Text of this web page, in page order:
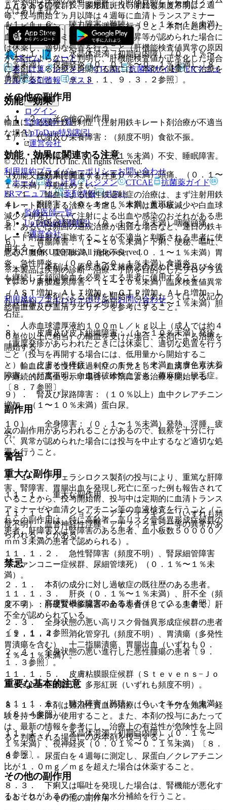
ｈｎｓｏｎ症候群）、多形紅斑（いずれも頻度不明）。
１１．１．６． 聴力障害（難聴）（０．１％〜１％未満）
〔８．４参照〕。
１１．１．７． 水晶体混濁（初期白内障）（０．１％〜
１％未満）、視神経炎（０．０１％〜０．１％未満）〔８．
４参照〕。
その他の副作用
１１．２． その他の副作用
１）． 代謝及び栄養障害：（頻度不明）食欲不振。
２）． 精神障害：（０．１〜１％未満）不安、睡眠障害。
３）． 神経系障害：（１〜１０％未満）頭痛、（０．１〜
１％未満）浮動性めまい。
４）． 眼障害：（０．１〜１％未満）黄斑症。
５）． 呼吸器系障害：（０．１〜１％未満）咽喉頭痛。
６）． 胃腸障害：（１〜１０％未満）下痢、便秘、嘔吐、
悪心、腹痛、腹部膨満、消化不良、（０．１〜１％未満）胃
炎、急性膵炎、（０．０１〜０．１％未満）食道炎。
７）． 肝胆道系障害：（１〜１０％未満）臨床検査値異常
（ＡＳＴ増加、ＡＬＴ増加、γ−ＧＴＰ増加、ＡＬＰ増加、Ｌ
ＤＨ増加、血中ビリルビン増加）、（０．１〜１％未満）胆
石症。
８）． 皮膚及び皮下組織障害：（１〜１０％未満）発疹
［重度発疹があらわれたときには休薬し、適切な処置を行う
こと（投与を再開する場合には、低用量から開始するこ
と）］、皮膚そう痒症、（０．１〜１％未満）皮膚色素沈着
障害、（頻度不明）白血球破砕性血管炎、蕁麻疹、脱毛症。
９）． 腎及び尿路障害：（１０％以上）血中クレアチニン
増加、（１〜１０％未満）蛋白尿。
１０）． 全身障害：（０．１〜１％未満）発熱、浮腫、疲
労。
警告
１．１． デフェラシロクス製剤の投与により、重篤な肝障
害、腎障害、胃腸出血を発現し死亡に至った例も報告されて
いることから、投与開始前、投与中は定期的に血清トランス
アミナーゼや血清クレアチニン等の血液検査を行うこと（こ
れらの副作用は、特に高齢者、高リスク骨髄異形成症候群の
患者、肝障害又は腎障害のある患者、血小板数５００００／
ｍｍ３未満の患者で認められる）。
禁忌
２．１． 本剤の成分に対し過敏症の既往歴のある患者。
２．２． 高度腎機能障害のある患者〔９．２．１参照〕。
２．３． 全身状態の悪い高リスク骨髄異形成症候群の患者
〔９．１．２参照〕。
２．４． 全身状態の悪い進行した悪性腫瘍の患者〔９．
１．３参照〕。
重要な基本的注意
８．１． 本剤は難治性貧血の治療について十分な知識・経
験を持つ医師が使用すること。また、本剤の投与にあたって
は、最新の情報を参考にし、治療上の有益性が危険性を上回
ると判断される場合にのみ本剤を投与すること。
８．２． 尿蛋白を４週毎に測定し、尿蛋白／クレアチニン
比が１．０ｍｇ／ｍｇを超えた場合は休薬すること。
８．３． 下痢又は嘔吐を発現した場合は、腎機能が悪化す
るおそれがあるので、十分な水分補給を行うこと。
ことがあるので、投与開始前、投与開始後１ヵ月間は２週
毎、投与開始１ヵ月以降は４週毎に血清トランスアミナー
ゼ、ビリルビン、ＡＬＰの測定を行うこと。本剤に起因した
血清トランスアミナーゼの持続的上昇等が認められた場合に
は休薬し、適切な処置を行うこと（肝機能検査値異常の原因
が本剤によらないと判明し、肝機能検査値が正常化した場合
に本剤による治療を再開する際には、本剤を減量して治療を
再開すること）〔９．３．１、９．３．２参照〕。
効能・効果
輸血による慢性鉄過剰症（注射用鉄キレート剤治療が不適当
な場合）。
効能・効果に関連する注意
（効能又は効果に関連する注意）
５．１． 輸血による慢性鉄過剰症の治療は、まず注射用鉄
キレート剤による治療を考慮し、本剤は血小板減少や白血球
減少を併発していて注射による出血や感染のおそれがある患
者、あるいは頻回の通院治療が困難な場合など、連日の鉄キ
レート剤注射を実施することが不適当と判断される患者に使
用すること。
５．２． 本剤は、原疾患の支持療法のために現在及び今後
も継続して頻回輸血を必要とする患者に使用すること。
５．３． 本剤による治療を開始するにあたっては、次記の
総輸血量及び血清フェリチンを参考にすること。
・ 人赤血球濃厚液約１００ｍＬ／ｋｇ以上（成人では約４
０単位以上に相当）の輸血を受けた場合、本剤による治療を
開始する。
・ 輸血による慢性鉄過剰症の所見として、血清フェリチン
が継続的に高値を示す場合、本剤による治療を開始する
〔８．７参照〕。
副作用
次の副作用があらわれることがあるので、観察を十分に行
い、異常が認められた場合には投与を中止するなど適切な処
置を行うこと。
重大な副作用
１１．１． 重大な副作用
１１．１．１． ショック、アナフィラキシー（いずれも頻
度不明）：血管神経性浮腫、アナフィラキシー等の異常があ
らわれることがある。
１１．１．２． 急性腎障害（頻度不明）、腎尿細管障害
（ファンコニー症候群、尿細管壊死）（０．１％〜１％未
満）。
１１．１．３． 肝炎（０．１％〜１％未満）、肝不全（頻
度不明）：肝硬変や多臓器不全等を合併している患者で、肝
不全が認められている。
１１．１．４． 消化管穿孔（頻度不明）、胃潰瘍（多発性
胃潰瘍を含む）、十二指腸潰瘍、胃腸出血（いずれも０．
１％〜１％未満）。
１１．１．５． 皮膚粘膜眼症候群（Ｓｔｅｖｅｎｓ−Ｊｏ
ｈｎｓｏｎ症候群）、多形紅斑（いずれも頻度不明）。
１１．１．６． 聴力障害（難聴）（０．１％〜１％未満）
〔８．４参照〕。
１１．１．７． 水晶体混濁（初期白内障）（０．１％〜
１％未満）、視神経炎（０．０１％〜０．１％未満）〔８．
４参照〕。
その他の副作用
１１．２． その他の副作用
ではありません。
ホーム
ノート
表・計算
レジメン CTCAE 抗菌薬ガイド
ERマニュ
アル
薬剤情報 ポスト
新規登録
ログイン
監修医師一覧
UpToDate特別割引
運営会社
© 2021 HOKUTO Inc. All rights reserved.
利用規約プライバシーポリシーお問い合わせ
ホーム
表・計算 レジメン CTCAE
抗菌薬ガイド
ERマニュアル
薬剤情報 ポスト
監修医師一覧
UpToDate特別割引
運営会社
© 2021 HOKUTO Inc. All rights reserved.
※本製品は疾病の診断・治療・予防を目的としたプログラム
ではありません。
利用規約プライバシーポリシーお問い合わせ